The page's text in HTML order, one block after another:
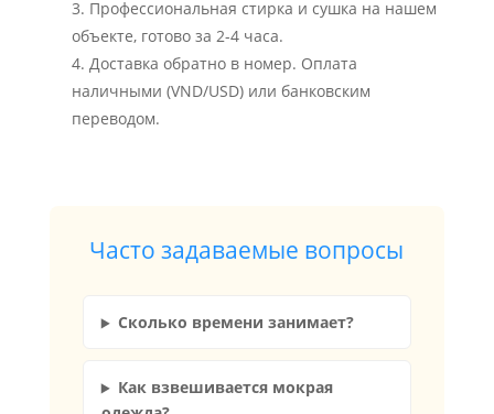
Профессиональная стирка и сушка на нашем
объекте, готово за 2-4 часа.
Доставка обратно в номер. Оплата
наличными (VND/USD) или банковским
переводом.
Часто задаваемые вопросы
Сколько времени занимает?
Как взвешивается мокрая